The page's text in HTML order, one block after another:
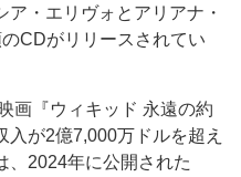
ア・エリヴォとアリアナ・
CDがリリースされてい
画『ウィキッド 永遠の約
が2億7,000万ドルを超え
、2024年に公開された